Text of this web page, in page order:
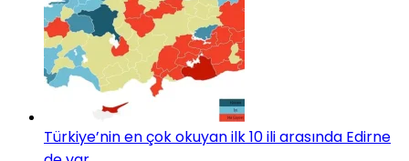
Türkiye’nin en çok okuyan ilk 10 ili arasında Edirne